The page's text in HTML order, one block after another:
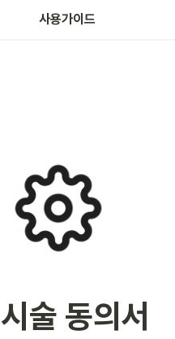
사용가이드
시술 동의서